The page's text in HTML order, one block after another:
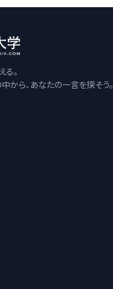
る。
から、あなたの一言を探そう。